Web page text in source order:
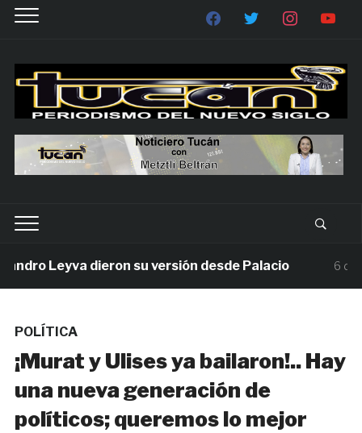
Leyva dieron su versión desde Palacio 6 días
POLÍTICA
¡Murat y Ulises ya bailaron!.. Hay
una nueva generación de
políticos; queremos lo mejor